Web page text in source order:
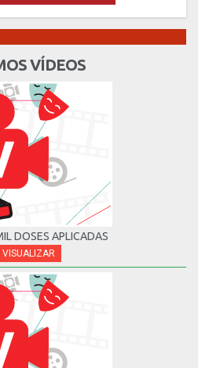
VÍDEOS
DOSES APLICADAS
VISUALIZAR